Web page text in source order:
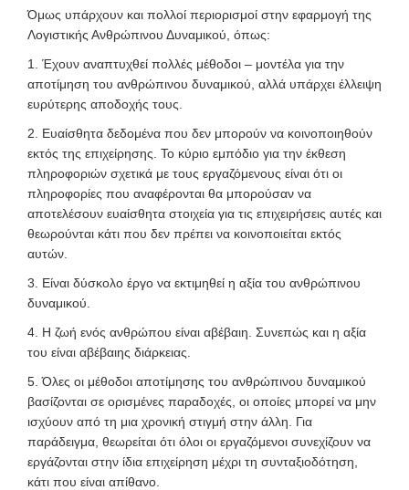
Όμως υπάρχουν και πολλοί περιορισμοί στην εφαρμογή της
Λογιστικής Ανθρώπινου Δυναμικού, όπως:
1. Έχουν αναπτυχθεί πολλές μέθοδοι – μοντέλα για την
αποτίμηση του ανθρώπινου δυναμικού, αλλά υπάρχει έλλειψη
ευρύτερης αποδοχής τους.
2. Ευαίσθητα δεδομένα που δεν μπορούν να κοινοποιηθούν
εκτός της επιχείρησης. Το κύριο εμπόδιο για την έκθεση
πληροφοριών σχετικά με τους εργαζόμενους είναι ότι οι
πληροφορίες που αναφέρονται θα μπορούσαν να
αποτελέσουν ευαίσθητα στοιχεία για τις επιχειρήσεις αυτές και
θεωρούνται κάτι που δεν πρέπει να κοινοποιείται εκτός
αυτών.
3. Είναι δύσκολο έργο να εκτιμηθεί η αξία του ανθρώπινου
δυναμικού.
4. Η ζωή ενός ανθρώπου είναι αβέβαιη. Συνεπώς και η αξία
του είναι αβέβαιης διάρκειας.
5. Όλες οι μέθοδοι αποτίμησης του ανθρώπινου δυναμικού
βασίζονται σε ορισμένες παραδοχές, οι οποίες μπορεί να μην
ισχύουν από τη μια χρονική στιγμή στην άλλη. Για
παράδειγμα, θεωρείται ότι όλοι οι εργαζόμενοι συνεχίζουν να
εργάζονται στην ίδια επιχείρηση μέχρι τη συνταξιοδότηση,
κάτι που είναι απίθανο.